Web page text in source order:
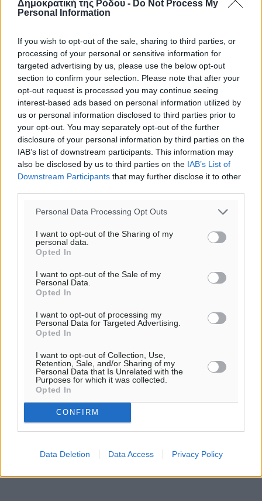
Δημοκρατική της Ρόδου - Do Not Process My
Personal Information
If you wish to opt-out of the sale, sharing to third parties, or
processing of your personal or sensitive information for
targeted advertising by us, please use the below opt-out
section to confirm your selection. Please note that after your
opt-out request is processed you may continue seeing
interest-based ads based on personal information utilized by
us or personal information disclosed to third parties prior to
your opt-out. You may separately opt-out of the further
disclosure of your personal information by third parties on the
IAB’s list of downstream participants. This information may
also be disclosed by us to third parties on the IAB’s List of
Downstream Participants that may further disclose it to other
Personal Data Processing Opt Outs
I want to opt-out of the Sharing of my
personal data.
Opted In
I want to opt-out of the Sale of my
Personal Data.
Opted In
I want to opt-out of processing my
Personal Data for Targeted Advertising.
Opted In
I want to opt-out of Collection, Use,
Retention, Sale, and/or Sharing of my
Personal Data that Is Unrelated with the
Purposes for which it was collected.
Opted In
CONFIRM
Data Deletion Data Access Privacy Policy
25°
36 %
14km/h
Δ
25°/27°
06:17
20:08
πρόγνωση:
31°
ΣΑ
28°
ΚΥ
29°